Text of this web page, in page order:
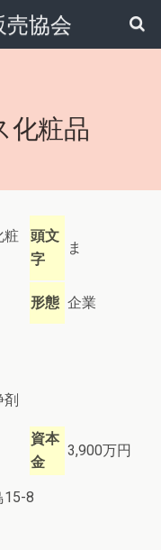
売協会
化粧品
粧
頭文
字
ま
形態 企業
剤
資本
金
3,900万円
15-8